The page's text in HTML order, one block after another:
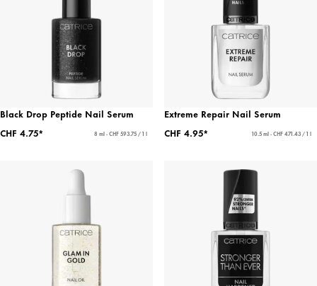
Black Drop Peptide Nail Serum
CHF 4.75*
8 ml - CHF 593.75 / 1 l
Extreme Repair Nail Serum
CHF 4.95*
10.5 ml - CHF 471.43 / 1 l